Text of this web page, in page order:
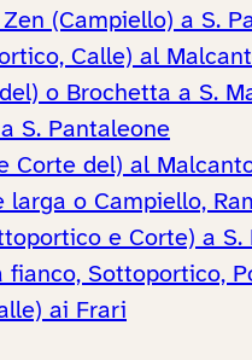
(Campiello) a S.
Calle) al
o Brochetta a S.
S. Pantaleone
Corte del) al
larga o Campiello,
e Corte) a S.
fianco, Sottoportico,
ai Frari